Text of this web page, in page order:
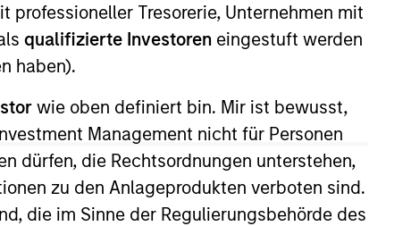
Tresorerie, Unternehmen mit
qualifizierte Investoren eingestuft werden
haben).
wie oben definiert bin. Mir ist bewusst,
Management nicht für Personen
dürfen, die Rechtsordnungen unterstehen,
zu den Anlageprodukten verboten sind.
die im Sinne der Regulierungsbehörde des
that the investment mentioned
The trademarks and service marks
sponsored, or otherwise approved by
investigation, verification or
for the information contained on the site